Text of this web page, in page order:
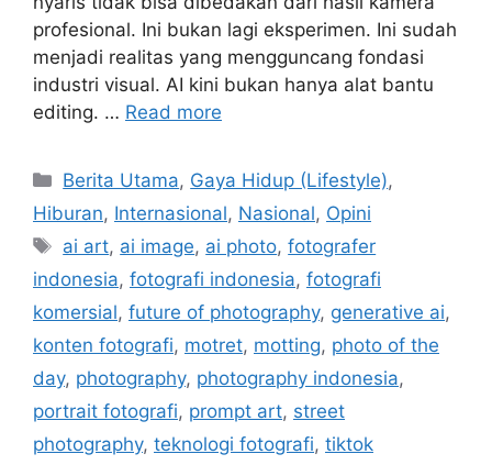
profesional. Ini bukan lagi eksperimen. Ini sudah
menjadi realitas yang mengguncang fondasi
industri visual. AI kini bukan hanya alat bantu
editing. … Read more
C
a
e
g
o
r
i
s
Berita Utama, Gaya Hidup (Lifestyle),
Hiburan, Internasional, Nasional, Opini
T
a
s
ai art, ai image, ai photo,fotografer
indonesia, fotografi indonesia, fotografi
komersial, future of photography, generative ai,
konten fotografi, motret, motting, photo of the
day, photography, photography indonesia,
portrait fotografi, prompt art, street
photography, teknologi fotografi, tiktok